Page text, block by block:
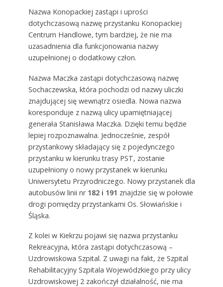
Nazwa Konopackiej zastąpi i uprości
dotychczasową nazwę przystanku Konopackiej
Centrum Handlowe, tym bardziej, że nie ma
uzasadnienia dla funkcjonowania nazwy
uzupełnionej o dodatkowy człon.
Nazwa Maczka zastąpi dotychczasową nazwę
Sochaczewska, która pochodzi od nazwy uliczki
znajdującej się wewnątrz osiedla. Nowa nazwa
koresponduje z nazwą ulicy upamiętniającej
generała Stanisława Maczka. Dzięki temu będzie
lepiej rozpoznawalna. Jednocześnie, zespół
przystankowy składający się z pojedynczego
przystanku w kierunku trasy PST, zostanie
uzupełniony o nowy przystanek w kierunku
Uniwersytetu Przyrodniczego. Nowy przystanek dla
autobusów linii nr 182 i 191 znajdzie się w połowie
drogi pomiędzy przystankami Os. Słowiańskie i
Śląska.
Z kolei w Kiekrzu pojawi się nazwa przystanku
Rekreacyjna, która zastąpi dotychczasową –
Uzdrowiskowa Szpital. Z uwagi na fakt, że Szpital
Rehabilitacyjny Szpitala Wojewódzkiego przy ulicy
Uzdrowiskowej 2 zakończył działalność, nie ma